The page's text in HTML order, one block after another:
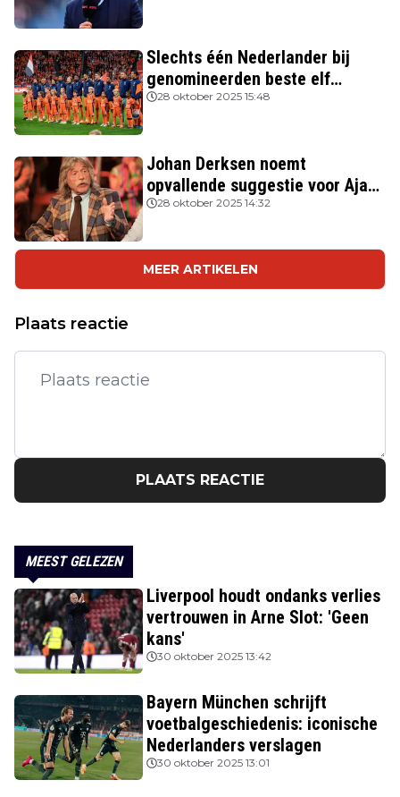
Slechts één Nederlander bij
genomineerden beste elf
FIFPRO
28 oktober 2025 15:48
Johan Derksen noemt
opvallende suggestie voor Ajax:
'Wacht op hem als opvolger van
28 oktober 2025 14:32
MEER ARTIKELEN
Plaats reactie
PLAATS REACTIE
MEEST GELEZEN
Liverpool houdt ondanks verlies
vertrouwen in Arne Slot: 'Geen
kans'
30 oktober 2025 13:42
Bayern München schrijft
voetbalgeschiedenis: iconische
Nederlanders verslagen
30 oktober 2025 13:01